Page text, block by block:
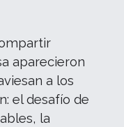
aparecieron
a los
el desafío de
la